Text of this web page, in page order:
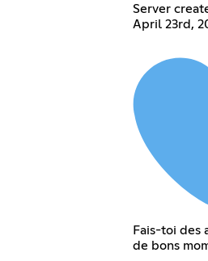
Server
April 23rd,
Fais-toi des
de bons